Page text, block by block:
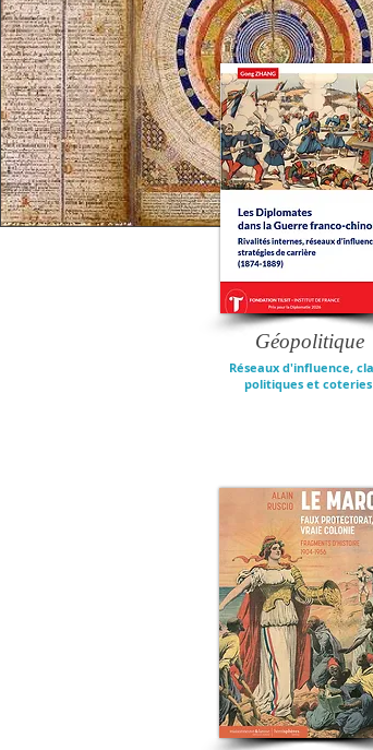
Géopolitique
Réseaux d'influence,
politiques et coteries